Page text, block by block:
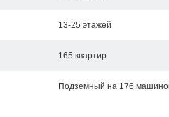
13-25 этажей
165 квартир
Подземный на 176